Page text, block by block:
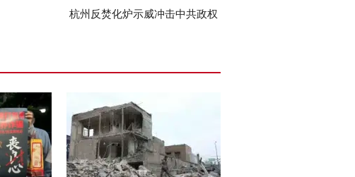
杭州反焚化炉示威冲击中共政权